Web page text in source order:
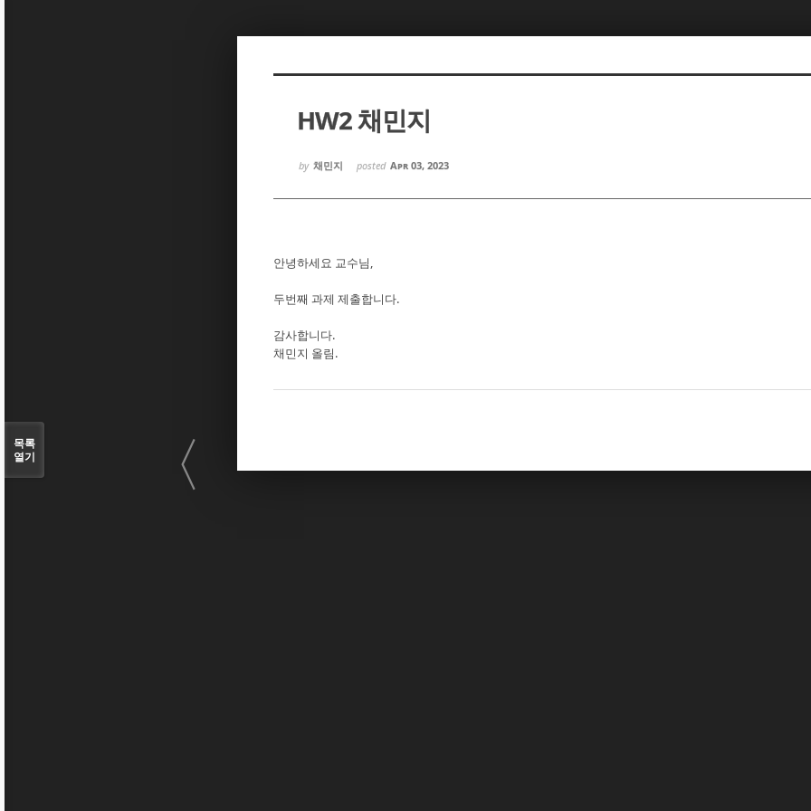
HW2 채민지
by 채민지 posted Apr 03, 2023
안녕하세요 교수님,
두번째 과제 제출합니다.
감사합니다.
채민지 올림.
〈
목록
열기
Sketchbook5, 스케치북5
Sketchbook5, 스케치북5
Sketchbook5, 스케치북5
Sketchbook5, 스케치북5